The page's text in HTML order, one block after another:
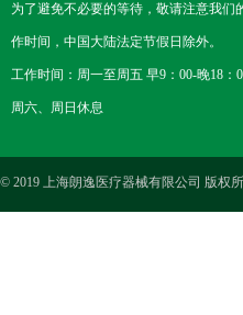
为了避免不必要的等待，敬请注意我们
作时间，中国大陆法定节假日除外。
工作时间：周一至周五 早9：00-晚18：
周六、周日休息
© 2019 上海朗逸医疗器械有限公司 版权